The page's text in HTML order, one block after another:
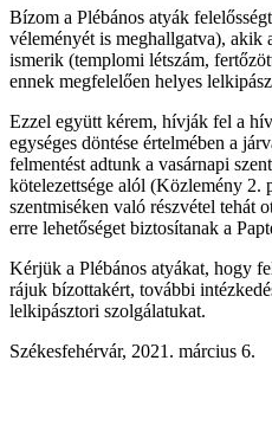
Bízom a Plébános atyák
véleményét is meghallgatva), akik
ismerik (templomi létszám,
ennek megfelelően helyes
Ezzel együtt kérem, hívják fel a
egységes döntése értelmében a
felmentést adtunk a vasárnapi
kötelezettsége alól (Közlemény 2.
szentmiséken való részvétel tehát
erre lehetőséget biztosítanak a
Kérjük a Plébános atyákat, hogy
rájuk bízottakért, további
lelkipásztori szolgálatukat.
Székesfehérvár, 2021. március 6.